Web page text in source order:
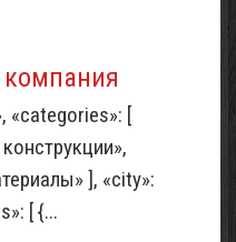
«categories»: [
], «city»:
[ {...